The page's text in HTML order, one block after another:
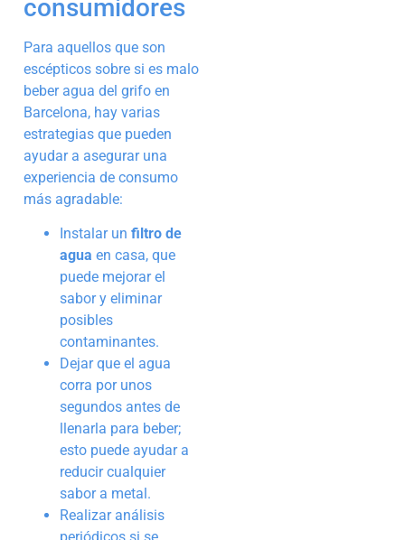
consumidores
Para aquellos que son
escépticos sobre si es malo
beber agua del grifo en
Barcelona, hay varias
estrategias que pueden
ayudar a asegurar una
experiencia de consumo
más agradable:
Instalar un filtro de
agua en casa, que
puede mejorar el
sabor y eliminar
posibles
contaminantes.
Dejar que el agua
corra por unos
segundos antes de
llenarla para beber;
esto puede ayudar a
reducir cualquier
sabor a metal.
Realizar análisis